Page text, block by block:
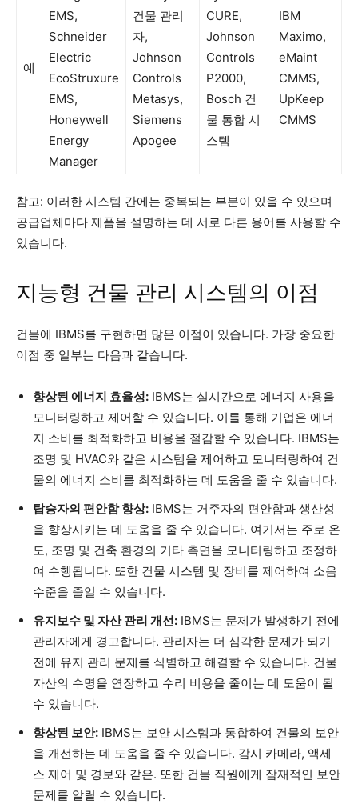
예
EMS,
Schneider
Electric
EcoStruxure
EMS,
Honeywell
Energy
Manager
건물 관리
자,
Johnson
Controls
Metasys,
Siemens
Apogee
CURE,
Johnson
Controls
P2000,
Bosch 건
물 통합 시
스템
IBM
Maximo,
eMaint
CMMS,
UpKeep
CMMS
참고: 이러한 시스템 간에는 중복되는 부분이 있을 수 있으며
공급업체마다 제품을 설명하는 데 서로 다른 용어를 사용할 수
있습니다.
지능형 건물 관리 시스템의 이점
건물에 IBMS를 구현하면 많은 이점이 있습니다. 가장 중요한
이점 중 일부는 다음과 같습니다.
향상된 에너지 효율성: IBMS는 실시간으로 에너지 사용을
모니터링하고 제어할 수 있습니다. 이를 통해 기업은 에너
지 소비를 최적화하고 비용을 절감할 수 있습니다. IBMS는
조명 및 HVAC와 같은 시스템을 제어하고 모니터링하여 건
물의 에너지 소비를 최적화하는 데 도움을 줄 수 있습니다.
탑승자의 편안함 향상: IBMS는 거주자의 편안함과 생산성
을 향상시키는 데 도움을 줄 수 있습니다. 여기서는 주로 온
도, 조명 및 건축 환경의 기타 측면을 모니터링하고 조정하
여 수행됩니다. 또한 건물 시스템 및 장비를 제어하여 소음
수준을 줄일 수 있습니다.
유지보수 및 자산 관리 개선: IBMS는 문제가 발생하기 전에
관리자에게 경고합니다. 관리자는 더 심각한 문제가 되기
전에 유지 관리 문제를 식별하고 해결할 수 있습니다. 건물
자산의 수명을 연장하고 수리 비용을 줄이는 데 도움이 될
수 있습니다.
향상된 보안: IBMS는 보안 시스템과 통합하여 건물의 보안
을 개선하는 데 도움을 줄 수 있습니다. 감시 카메라, 액세
스 제어 및 경보와 같은. 또한 건물 직원에게 잠재적인 보안
문제를 알릴 수 있습니다.